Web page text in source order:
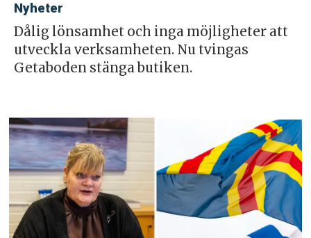
Nyheter
Dålig lönsamhet och inga möjligheter att
utveckla verksamheten. Nu tvingas
Getaboden stänga butiken.